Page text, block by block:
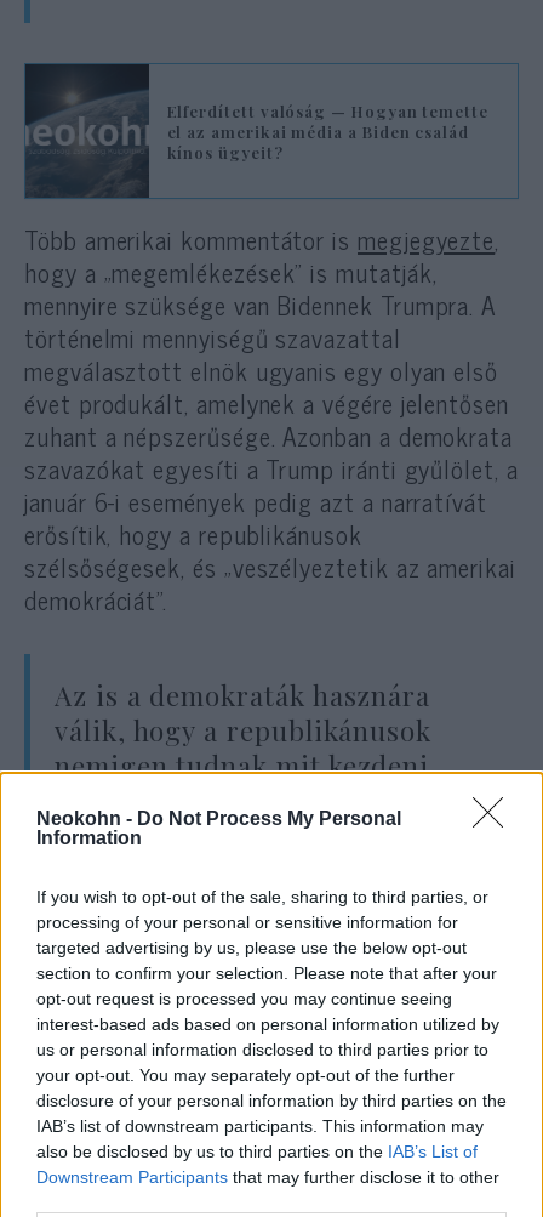
Neokohn - Do Not Process My Personal
Information
If you wish to opt-out of the sale, sharing to third parties, or
processing of your personal or sensitive information for
targeted advertising by us, please use the below opt-out
section to confirm your selection. Please note that after your
opt-out request is processed you may continue seeing
interest-based ads based on personal information utilized by
us or personal information disclosed to third parties prior to
your opt-out. You may separately opt-out of the further
disclosure of your personal information by third parties on the
IAB’s list of downstream participants. This information may
also be disclosed by us to third parties on the IAB’s List of
Downstream Participants that may further disclose it to other
Elferdített valóság — Hogyan temette
el az amerikai média a Biden család
kínos ügyeit?
Több amerikai kommentátor is megjegyezte,
hogy a „megemlékezések” is mutatják,
mennyire szüksége van Bidennek Trumpra. A
történelmi mennyiségű szavazattal
megválasztott elnök ugyanis egy olyan első
évet produkált, amelynek a végére jelentősen
zuhant a népszerűsége. Azonban a demokrata
szavazókat egyesíti a Trump iránti gyűlölet, a
január 6-i események pedig azt a narratívát
erősítik, hogy a republikánusok
szélsőségesek, és „veszélyeztetik az amerikai
demokráciát”.
Az is a demokraták hasznára
válik, hogy a republikánusok
nemigen tudnak mit kezdeni
január 6-ával.
Néhányan megpróbáltak emlékeztetni, hogy a
néhány hónappal korábbi Antifa és BLM
tüntetéseken elkövetett rendbontások
legalább annyira súlyosak voltak, mint a
januári események. Néhány republikánus
inkább hozzá se szól a témához, vagy
legalább igyekszik távolságot tartani. Ezzel
szemben a demokraták nagyon is tudják mit
gondoljanak, és mondjanak: fegyveres
felkelésről és a demokrácia szentélyének